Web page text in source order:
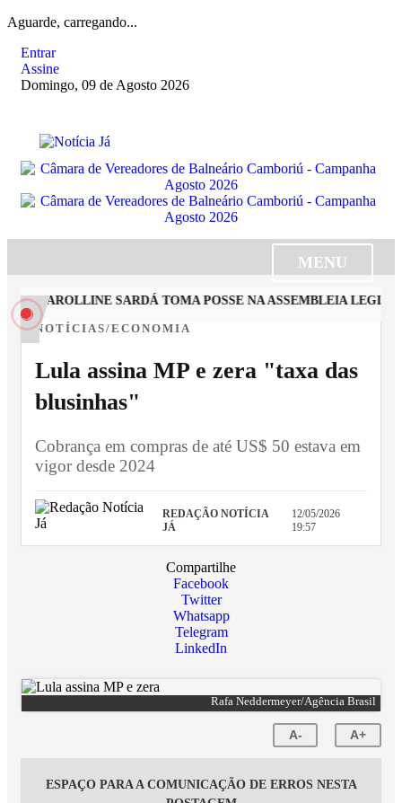
Aguarde, carregando...
Entrar
Assine
Domingo, 09 de Agosto 2026
MENU
CAROLLINE SARDÁ TOMA POSSE NA ASSEMBLEIA
NOTÍCIAS/ECONOMIA
Lula assina MP e zera "taxa das
blusinhas"
Cobrança em compras de até US$ 50 estava em
vigor desde 2024
REDAÇÃO NOTÍCIA
JÁ
12/05/2026
19:57
Compartilhe
Facebook
Twitter
Whatsapp
Telegram
LinkedIn
Rafa Neddermeyer/Agência Brasil
A- A+
ESPAÇO PARA A COMUNICAÇÃO DE ERROS NESTA